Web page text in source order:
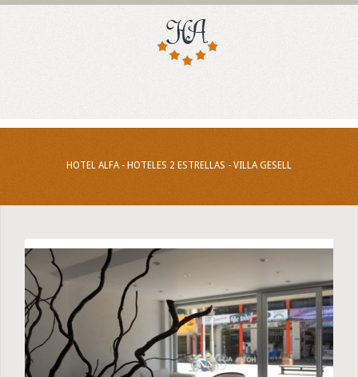
HOTEL ALFA - HOTELES 2 ESTRELLAS - VILLA GESELL